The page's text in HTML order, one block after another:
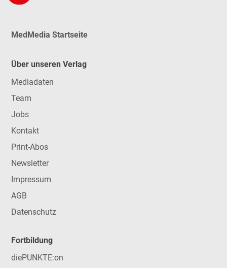
MedMedia Startseite
Über unseren Verlag
Mediadaten
Team
Jobs
Kontakt
Print-Abos
Newsletter
Impressum
AGB
Datenschutz
Fortbildung
diePUNKTE:on